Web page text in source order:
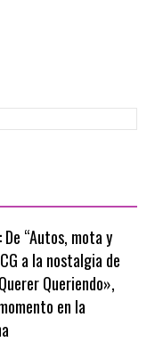
“Autos, mota y
a la nostalgia de
Queriendo»,
en la